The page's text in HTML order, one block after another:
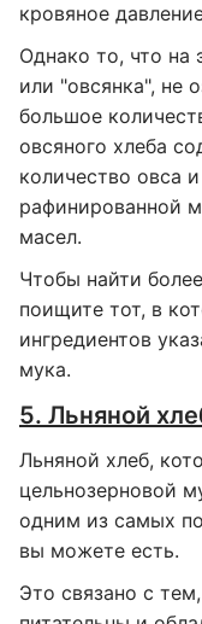
кровяное
Однако то, что на
или "овсянка", не
большое
овсяного хлеба
количество овса
рафинированной
масел.
Чтобы найти
поищите тот, в
ингредиентов
мука.
5. Льняной
Льняной хлеб,
цельнозерновой
одним из самых
вы можете есть.
Это связано с